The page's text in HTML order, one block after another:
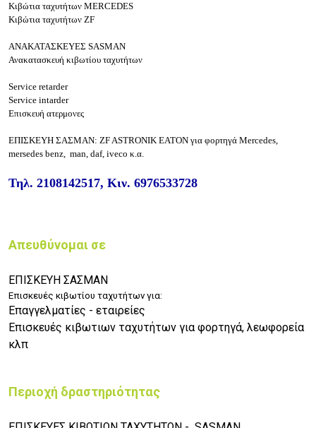
Κιβώτια ταχυτήτων MERCEDES
Κιβώτια ταχυτήτων ZF
ΑΝΑΚΑΤΑΣΚΕΥΕΣ SASMAN
Ανακατασκευή κιβωτίου ταχυτήτων
Service retarder
Service intarder
Επισκευή ατερμονες
ΕΠΙΣΚΕΥΗ ΣΑΣΜΑΝ: ZF ASTRONIK EATON για φορτηγά Mercedes,
mersedes benz, man, daf, iveco κ.α.
Τηλ. 2108142517, Κιν. 6976533728
Απευθύνομαι σε
ΕΠΙΣΚΕΥΗ ΣΑΣΜΑΝ
Επισκευές κιβωτίου ταχυτήτων για:
Επαγγελματίες - εταιρείες
Επισκευές κιβωτιων ταχυτήτων για φορτηγά, λεωφορεία
κλπ
Περιοχή δραστηριότητας